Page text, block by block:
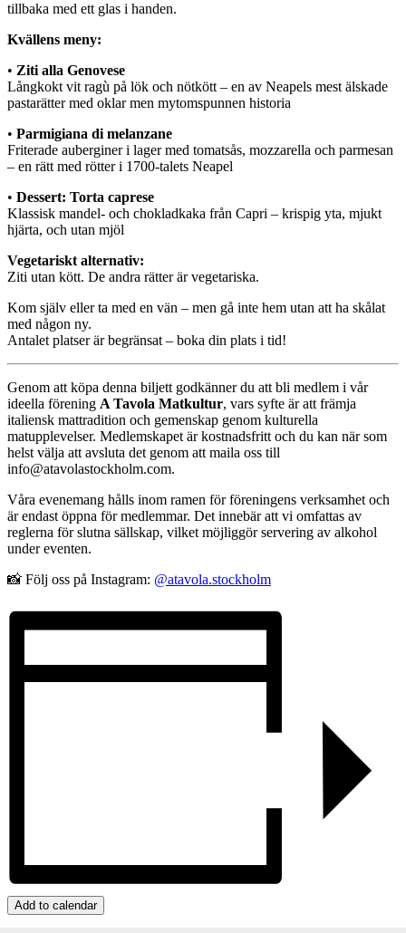
tillbaka med ett glas i handen.
Kvällens meny:
• Ziti alla Genovese
Långkokt vit ragù på lök och nötkött – en av Neapels mest älskade
pastarätter med oklar men mytomspunnen historia
• Parmigiana di melanzane
Friterade auberginer i lager med tomatsås, mozzarella och parmesan
– en rätt med rötter i 1700-talets Neapel
• Dessert: Torta caprese
Klassisk mandel- och chokladkaka från Capri – krispig yta, mjukt
hjärta, och utan mjöl
Vegetariskt alternativ:
Ziti utan kött. De andra rätter är vegetariska.
Kom själv eller ta med en vän – men gå inte hem utan att ha skålat
med någon ny.
Antalet platser är begränsat – boka din plats i tid!
Genom att köpa denna biljett godkänner du att bli medlem i vår
ideella förening A Tavola Matkultur, vars syfte är att främja
italiensk mattradition och gemenskap genom kulturella
matupplevelser. Medlemskapet är kostnadsfritt och du kan när som
helst välja att avsluta det genom att maila oss till
info@atavolastockholm.com.
Våra evenemang hålls inom ramen för föreningens verksamhet och
är endast öppna för medlemmar. Det innebär att vi omfattas av
reglerna för slutna sällskap, vilket möjliggör servering av alkohol
under eventen.
📸 Följ oss på Instagram: @atavola.stockholm
Add to calendar